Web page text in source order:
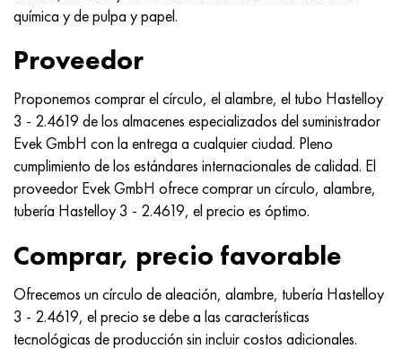
química y de pulpa y papel.
Proveedor
Proponemos comprar el círculo, el alambre, el tubo Hastelloy
3 - 2.4619 de los almacenes especializados del suministrador
Evek GmbH con la entrega a cualquier ciudad. Pleno
cumplimiento de los estándares internacionales de calidad. El
proveedor Evek GmbH ofrece comprar un círculo, alambre,
tubería Hastelloy 3 - 2.4619, el precio es óptimo.
Comprar, precio favorable
Ofrecemos un círculo de aleación, alambre, tubería Hastelloy
3 - 2.4619, el precio se debe a las características
tecnológicas de producción sin incluir costos adicionales.